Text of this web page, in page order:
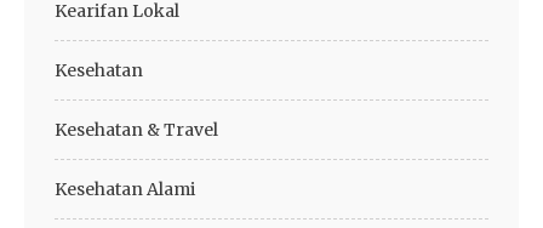
Kearifan Lokal
Kesehatan
Kesehatan & Travel
Kesehatan Alami